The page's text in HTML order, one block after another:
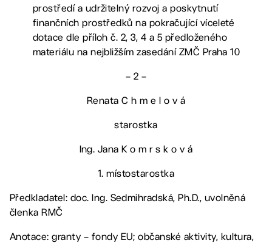
prostředí a udržitelný rozvoj a poskytnutí
finančních prostředků na pokračující víceleté
dotace dle příloh č. 2, 3, 4 a 5 předloženého
materiálu na nejbližším zasedání ZMČ Praha 10
– 2 –
Renata C h m e l o v á
starostka
Ing. Jana K o m r s k o v á
1. místostarostka
Předkladatel: doc. Ing. Sedmihradská, Ph.D., uvolněná
členka RMČ
Anotace: granty – fondy EU; občanské aktivity, kultura,